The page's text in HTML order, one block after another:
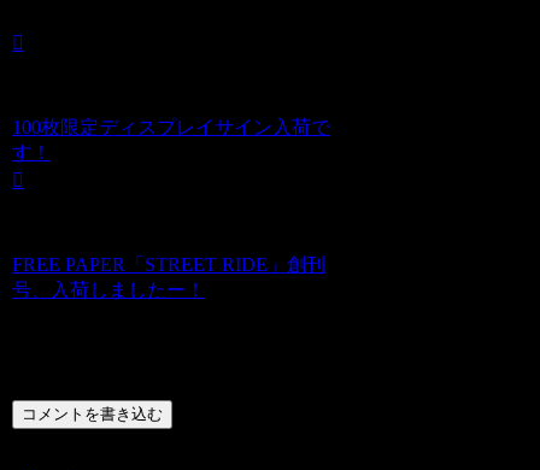
100枚限定ディスプレイサイン入荷で
す！
FREE PAPER「STREET RIDE」創刊
号、入荷しましたー！
コメントを書き込む